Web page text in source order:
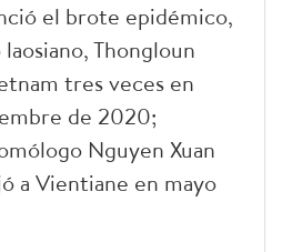
el brote epidémico,
Thongloun
tres veces en
de 2020;
Nguyen Xuan
a Vientiane en mayo